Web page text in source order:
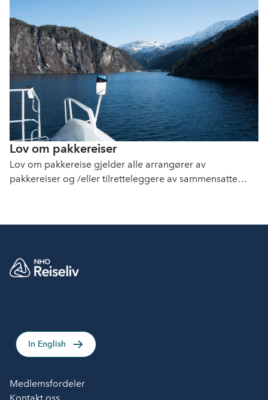
Lov om pakkereiser
Lov om pakkereise gjelder alle arrangører av
pakkereiser og /eller tilretteleggere av sammensatte
In English
Medlemsfordeler